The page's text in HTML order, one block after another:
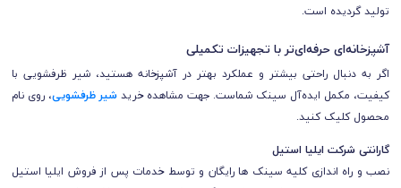
تولید گردیده است.
آشپزخانه‌ای حرفه‌ای‌تر با تجهیزات تکمیلی
اگر به دنبال راحتی بیشتر و عملکرد بهتر در آشپزخانه هستید، شیر ظرفشویی با
کیفیت، مکمل ایده‌آل سینک شماست. جهت مشاهده خریدشیر ظرفشویی، روی نام
محصول کلیک کنید.
گارانتی شرکت ایلیا استیل
نصب و راه اندازی کلیه سینک ها رایگان و توسط خدمات پس از فروش ایلیا استیل